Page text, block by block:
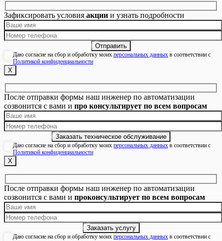
Зафиксировать условия акции и узнать подробности
Даю согласие на сбор и обработку моих персональных данных в соответствии с
Политикой конфиденциальности
Х
После отправки формы наш инженер по автоматизации
созвонится с вами и про консультирует по всем вопросам
Даю согласие на сбор и обработку моих персональных данных в соответствии с
Политикой конфиденциальности
Х
После отправки формы наш инженер по автоматизации
созвонится с вами и проконсультирует по всем вопросам
Даю согласие на сбор и обработку моих персональных данных в соответствии с